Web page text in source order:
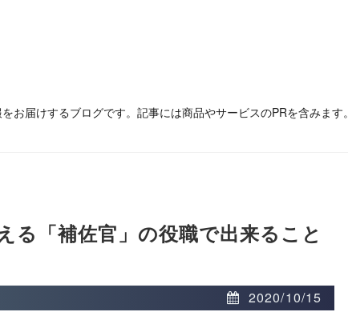
お届けするブログです。記事には商品やサービスのPRを含みます。
る「補佐官」の役職で出来ること
2020/10/15